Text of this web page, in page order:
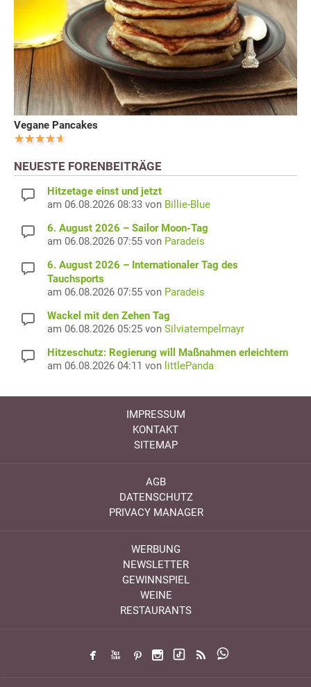
Vegane Pancakes
NEUESTE FORENBEITRÄGE
Hitzetage einst und jetzt
am 06.08.2026 08:33 von Billie-Blue
6. August 2026 – Sailor Moon-Tag
am 06.08.2026 07:55 von Paradeis
6. August 2026 – Internationaler Tag des
Tauchsports
am 06.08.2026 07:55 von Paradeis
Wackel mit den Zehen Tag
am 06.08.2026 05:25 von Silviatempelmayr
Hitzeschutz: Regierung will Maßnahmen erleichtern
am 06.08.2026 04:11 von littlePanda
IMPRESSUM
KONTAKT
SITEMAP
AGB
DATENSCHUTZ
PRIVACY MANAGER
WERBUNG
NEWSLETTER
GEWINNSPIEL
WEINE
RESTAURANTS